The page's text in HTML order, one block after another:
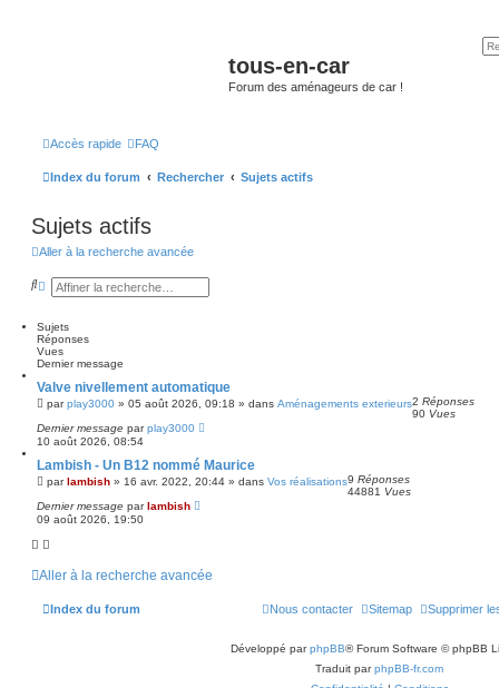
tous-en-car
Forum des aménageurs de car !
Accès rapide FAQ
Index du forum Rechercher Sujets actifs
Sujets actifs
Aller à la recherche avancée
R
h
e
r
c
e
r
R
h
e
r
c
e
a
a
n
é
e
Sujets
Réponses
Vues
Dernier message
Valve nivellement automatique
parplay3000 » 05 août 2026, 09:18 » dans Aménagements exterieurs2 Réponses
90 Vues
Dernier message parplay3000
10 août 2026, 08:54
Lambish - Un B12 nommé Maurice
parlambish » 16 avr. 2022, 20:44 » dans Vos réalisations9 Réponses
44881 Vues
Dernier message parlambish
09 août 2026, 19:50
Aller à la recherche avancée
Index du forum Supprimer
Sitemap
Nous contacter
Développé parphpBB® Forum Software © phpBB
Traduit parphpBB-fr.com